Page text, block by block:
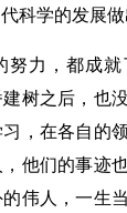
科学的发展做
努力，都成
树之后，也
，在各自的
他们的事迹
伟人，一生